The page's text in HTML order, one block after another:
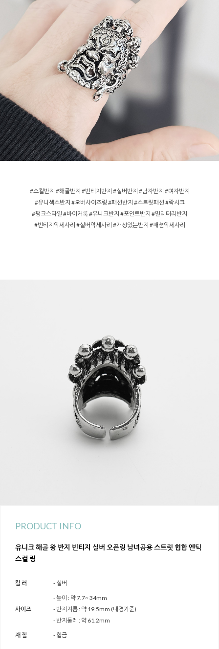
#스컬반지 #해골반지 #빈티지반지 #실버반지 #남자반지 #여자반지
#유니섹스반지 #오버사이즈링 #패션반지 #스트릿패션 #락시크
#펑크스타일 #바이커룩 #유니크반지 #포인트반지 #밀리터리반지
#빈티지악세사리 #실버악세사리 #개성있는반지 #패션악세사리
PRODUCT INFO
유니크 해골 왕 반지 빈티지 실버 오픈링 남녀공용 스트릿 힙합 엔틱
스컬 링
컬 러 - 실버
사이즈
- 높이 : 약 7.7~ 34mm
- 반지지름 : 약 19.5mm (내경기준)
- 반지둘레 : 약 61.2mm
재 질
- 합금